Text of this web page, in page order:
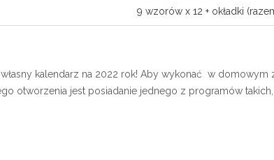
9 wzorów x 12 + okładki
kalendarz na 2022 rok! Aby wykonać w domowym
otworzenia jest posiadanie jednego z programów takich,